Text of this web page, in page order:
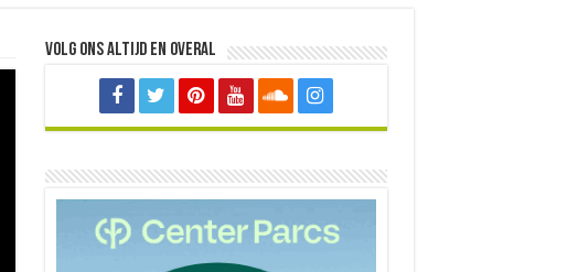
Volg ons altijd en overal